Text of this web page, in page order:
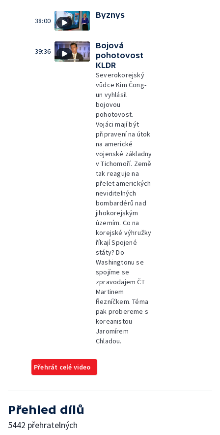
38:00
Byznys
39:36
Bojová
pohotovost
KLDR
Severokorejský
vůdce Kim Čong-
un vyhlásil
bojovou
pohotovost.
Vojáci mají být
připravení na útok
na americké
vojenské základny
v Tichomoří. Země
tak reaguje na
přelet amerických
neviditelných
bombardérů nad
jihokorejským
územím. Co na
korejské výhružky
říkají Spojené
státy? Do
Washingtonu se
spojíme se
zpravodajem ČT
Martinem
Řezníčkem. Téma
pak probereme s
koreanistou
Jaromírem
Chladou.
Přehrát celé video
Přehled dílů
5442 přehratelných